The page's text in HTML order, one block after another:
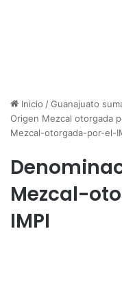
Inicio /Guanajuato
Origen Mezcal otorgada
Mezcal-otorgada-por-el-
Mezcal-
IMPI